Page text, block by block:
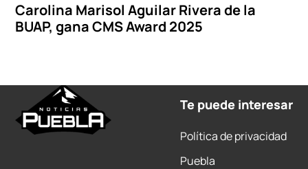
Carolina Marisol Aguilar Rivera de la
BUAP, gana CMS Award 2025
Te puede interesar
Política de privacidad
Puebla